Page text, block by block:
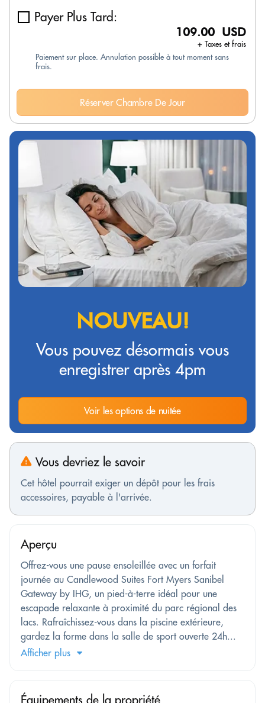
Payer Plus Tard:
109.00 USD
+ Taxes et frais
Paiement sur place. Annulation possible à tout moment sans
frais.
Réserver Chambre De Jour
NOUVEAU!
Vous pouvez désormais vous
enregistrer après 4pm
Voir les options de nuitée
Vous devriez le savoir
Cet hôtel pourrait exiger un dépôt pour les frais
accessoires, payable à l'arrivée.
Aperçu
Offrez-vous une pause ensoleillée avec un forfait
journée au Candlewood Suites Fort Myers Sanibel
Gateway by IHG, un pied-à-terre idéal pour une
escapade relaxante à proximité du parc régional des
lacs. Rafraîchissez-vous dans la piscine extérieure,
gardez la forme dans la salle de sport ouverte 24h...
Afficher plus
Équipements de la propriété